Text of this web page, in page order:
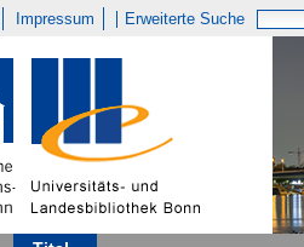
Impressum Erweiterte Suche